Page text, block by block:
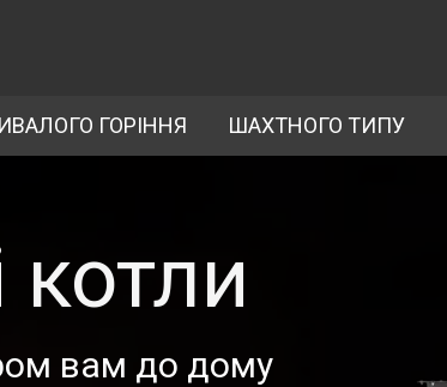
ГОРІННЯ ШАХТНОГО ТИПУ
вам до дому